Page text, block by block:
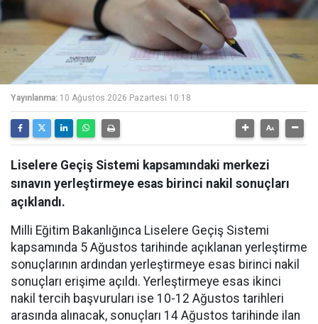
Yayınlanma: 10 Ağustos 2026 Pazartesi 10:18
Liselere Geçiş Sistemi kapsamındaki merkezi
sınavın yerleştirmeye esas birinci nakil sonuçları
açıklandı.
Milli Eğitim Bakanlığınca Liselere Geçiş Sistemi
kapsamında 5 Ağustos tarihinde açıklanan yerleştirme
sonuçlarının ardından yerleştirmeye esas birinci nakil
sonuçları erişime açıldı. Yerleştirmeye esas ikinci
nakil tercih başvuruları ise 10-12 Ağustos tarihleri
arasında alınacak, sonuçları 14 Ağustos tarihinde ilan